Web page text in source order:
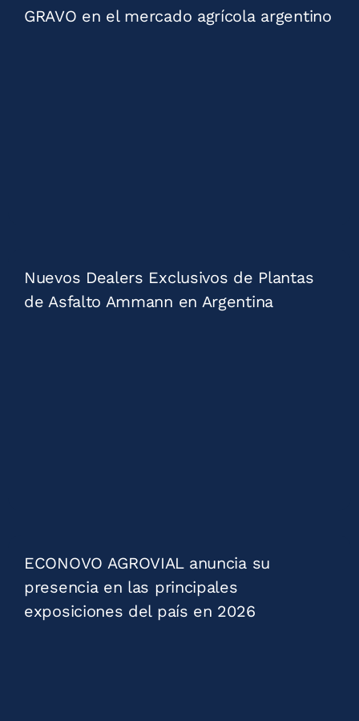
GRAVO en el mercado agrícola argentino
Nuevos Dealers Exclusivos de Plantas
de Asfalto Ammann en Argentina
ECONOVO AGROVIAL anuncia su
presencia en las principales
exposiciones del país en 2026